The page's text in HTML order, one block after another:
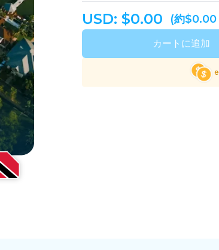
デンマーク ドミニカ
エルサルバドル エストニア
全ての目
USD: $0.00 (約$0.00
カートに追加